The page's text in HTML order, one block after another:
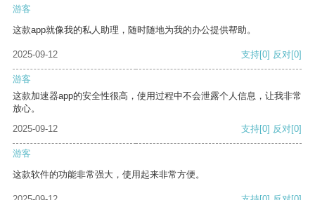
游客
这款app就像我的私人助理，随时随地为我的办公提供帮助。
2025-09-12 支持[0] 反对[0]
游客
这款加速器app的安全性很高，使用过程中不会泄露个人信息，让我非常
放心。
2025-09-12
支持[0] 反对[0]
游客
这款软件的功能非常强大，使用起来非常方便。